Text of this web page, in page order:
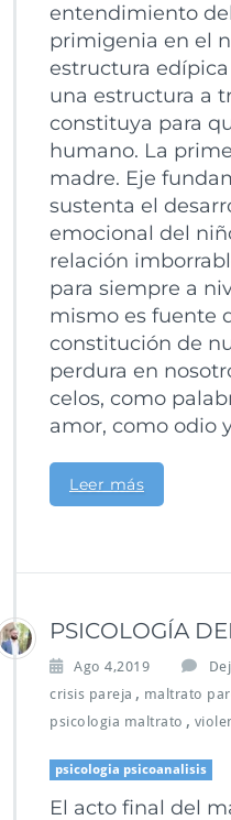
entendimiento
primigenia en el
estructura
una estructura a
constituya para
humano. La
madre. Eje
sustenta el
emocional del
relación
para siempre a
mismo es fuente
constitución de
perdura en
celos, como
amor, como odio
Leer más
PSICOLOGÍA
Ago 4,2019
crisis pareja , maltrato
psicologia maltrato ,
psicologia psicoanalisis
El acto final del